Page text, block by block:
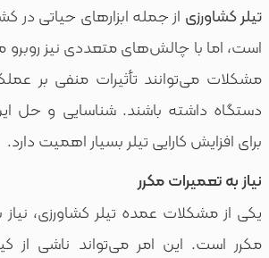
از جمله ابزارهای حیاتی در کشاورزی مدرن
چالش‌های متعددی نیز روبرو می‌شود. این
تأثیرات منفی بر عملکرد و کارایی
باشند. شناسایی و حل این مشکلات
کارایی تیلر بسیار اهمیت دارد.
مکرر
عمده تیلر کشاورزی، نیاز به تعمیرات
امر می‌تواند ناشی از کیفیت پایین